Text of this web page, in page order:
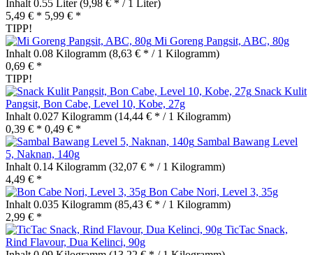
Inhalt 0.55 Liter(9,98 € * / 1 Liter)
5,49 € * 5,99 € *
TIPP!
Mi Goreng Pangsit, ABC, 80g
Inhalt 0.08 Kilogramm (8,63 € * / 1 Kilogramm)
0,69 € *
TIPP!
Snack Kulit
Pangsit, Bon Cabe, Level 10, Kobe, 27g
Inhalt 0.027 Kilogramm (14,44 € * / 1 Kilogramm)
0,39 € * 0,49 € *
Sambal Bawang Level
5, Naknan, 140g
Inhalt 0.14 Kilogramm (32,07 € * / 1 Kilogramm)
4,49 € *
Bon Cabe Nori, Level 3, 35g
Inhalt 0.035 Kilogramm (85,43 € * / 1 Kilogramm)
2,99 € *
TicTac Snack,
Rind Flavour, Dua Kelinci, 90g